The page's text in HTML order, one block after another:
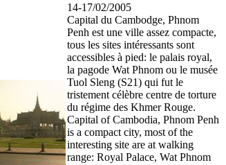
14-17/02/2005
Capital du Cambodge, Phnom
Penh est une ville assez compacte,
tous les sites intéressants sont
accessibles à pied: le palais royal,
la pagode Wat Phnom ou le musée
Tuol Sleng (S21) qui fut le
tristement célèbre centre de torture
du régime des Khmer Rouge.
Capital of Cambodia, Phnom Penh
is a compact city, most of the
interesting site are at walking
range: Royal Palace, Wat Phnom